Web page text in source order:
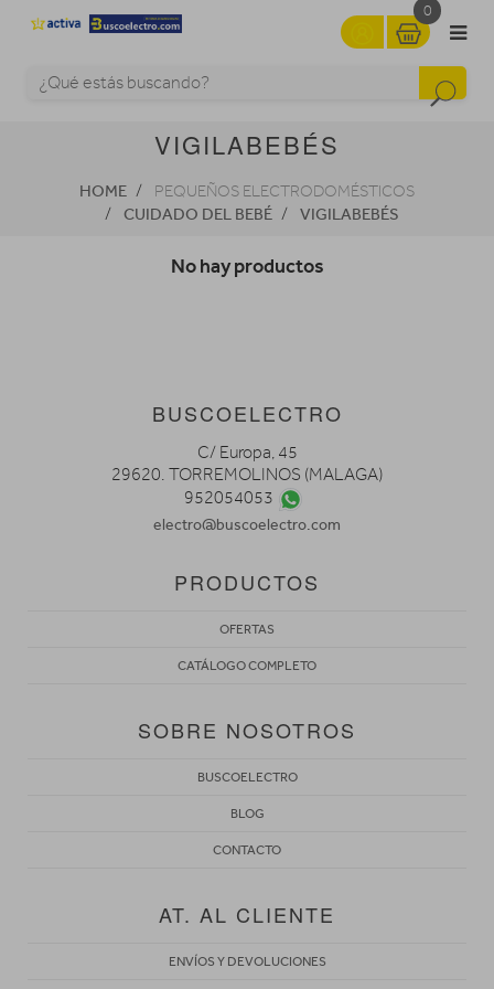
0
VIGILABEBÉS
HOME PEQUEÑOS ELECTRODOMÉSTICOS
CUIDADO DEL BEBÉ VIGILABEBÉS
No hay productos
BUSCOELECTRO
C/ Europa, 45
29620. TORREMOLINOS (MALAGA)
952054053
electro@buscoelectro.com
PRODUCTOS
OFERTAS
CATÁLOGO COMPLETO
SOBRE NOSOTROS
BUSCOELECTRO
BLOG
CONTACTO
AT. AL CLIENTE
ENVÍOS Y DEVOLUCIONES